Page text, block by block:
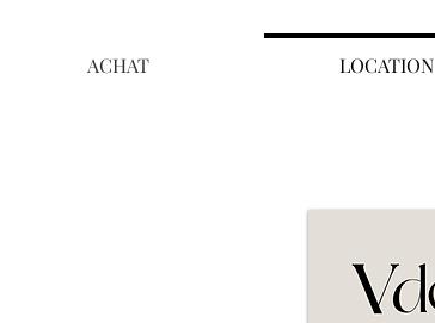
ACHAT LOCATION